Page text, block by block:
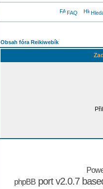
FAQ
Obsah fóra Reikiwebík
phpBBport v2.0.7